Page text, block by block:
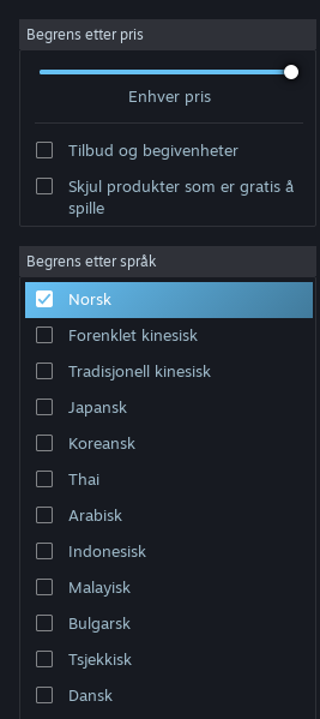
Logg inn
Om
Kundestøtte
Bytt språk
Skaff deg Steam-appen på mobil
Vis skrivebordsversjon
Begrens etter pris
Enhver pris
Tilbud og begivenheter
Skjul produkter som er gratis å
spille
Begrens etter språk
Norsk
Forenklet kinesisk
Tradisjonell kinesisk
Japansk
Koreansk
Thai
Arabisk
Indonesisk
Malayisk
Bulgarsk
Tsjekkisk
Dansk
Utgiver: Noxurtica
Sorter etter Relevans
0 treff på søket. 1 produkt er blitt utelukket
innstillinger.